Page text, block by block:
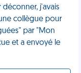
déconner, j'avais
collègue pour
par "Mon
et a envoyé le